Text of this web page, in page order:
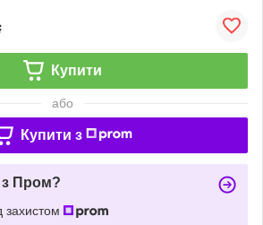
Купити
або
Купити з
з Пром?
захистом